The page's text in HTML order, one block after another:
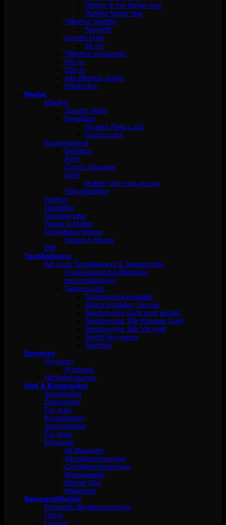
Ombre & mix färger tejp
Vanliga färger tejp
Tillbehör tejphår
Tejprefill
Keratin U-tip
50 cm
Tillbehör keratinhår
Flip in
Clip-in
Alla tillbehör löshår
Hårdockor
Naglar
Manikyr
Scratch Nails
Nagellack
Scratch Nails Lack
Cuccio Lack
Konstmaterial
Gelélack
Akryl
Cuccio Naturale
Gelé
Builder Gel med pensel
Silke/glasfiber
Pedikyr
Nagelfilar
Nagelpenslar
Tippar & Mallar
Nageldekorationer
Strass & Stenar
Elfil
Tandblekning
Allt inom Tandblekning & Tandsmycke
Professionell tandblekning
Hemmablekning
Tandsmycke
Tandsmycke kristaller
Större kristaller i former
Tandsmycke Guld med kristall
Tandsmycke 18k Klassisk Guld
Tandsmycke 18k Vitt guld
ToothFairy gems
Twinkles
Smycken
Smycken
Armband
Hårdekorationer
Hud & Kroppsvård
Ansiktsvård
Duschkräm
För män
Kroppslotion
Vaxprodukter
För laser
Massage
All Massage
Vibrationsmassage
Cirkulationsmassage
Massageolja
Eterisk Olja
Hälsokost
Salongstillbehör
Personlig Skyddsutrustning
Utsug
Lampor